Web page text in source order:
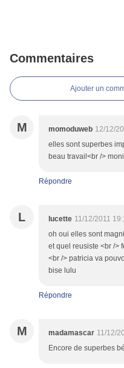
Commentaires
Ajouter un
M momoduweb 12/12/
elles sont superbes
beau travail<br />
Répondre
L lucette 11/12/2011
oh oui elles sont
et quel reusiste <br />
<br /> patricia va
bise lulu
Répondre
M madamascar 11/12/
Encore de superbes